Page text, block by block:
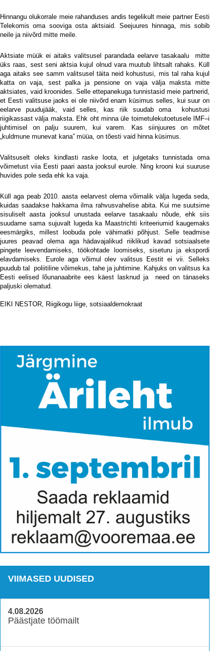
Hinnangu olukorrale meie rahanduses andis tegelikult meie partner Eesti
Telekomis oma sooviga osta aktsiaid. Seejuures hinnaga, mis sobib
neile ja niivõrd mitte meile.
Aktsiate müük ei aitaks valitsusel parandada eelarve tasakaalu
mitte
üks raas, sest seni aktsia kujul olnud vara muutub lihtsalt rahaks. Küll
aga aitaks see samm valitsusel täita neid kohustusi, mis tal raha kujul
katta on vaja, sest palka ja pensione on vaja välja maksta mitte
aktsiates, vaid kroonides. Selle ettepanekuga tunnistasid meie partnerid,
et Eesti valitsuse jaoks ei ole niivõrd enam küsimus selles, kui suur on
eelarve puudujääk, vaid selles, kas riik suudab oma
kohustusi
riigikassast välja maksta. Ehk oht minna üle toimetulekutoetusele IMF–i
juhtimisel on palju suurem, kui varem. Kas siinjuures on mõtet
„kuldmune munevat kana” müüa, on tõesti vaid hinna küsimus.
Valitsuselt oleks kindlasti raske loota, et julgetaks tunnistada oma
võimetust viia Eesti paari aasta jooksul eurole. Ning krooni kui suuruse
huvides pole seda ehk ka vaja.
Küll aga peab 2010. aasta eelarvest olema võimalik välja lugeda seda,
kuidas saadakse hakkama ilma rahvusvahelise abita. Kui me suutsime
sisuliselt aasta jooksul unustada eelarve tasakaalu nõude, ehk siis
suudame sama sujuvalt lugeda ka Maastrichti kriteeriumid kaugemaks
eesmärgiks, millest loobuda pole vähimatki põhjust. Selle teadmise
juures peavad olema aga hädavajalikud riiklikud kavad sotsiaalsete
pingete leevendamiseks, töökohtade loomiseks, siseturu ja ekspordi
elavdamiseks. Eurole aga võimul olev valitsus Eestit ei vii. Selleks
puudub tal
poliitiline võimekus, tahe ja juhtimine. Kahjuks on valitsus ka
Eesti eelised lõunanaabrite ees käest lasknud ja
need on tänaseks
paljuski olematud.
EIKI NESTOR, Riigikogu liige, sotsiaaldemokraat
VIIMASED UUDISED
4.08.2026
Päästjate töömailt